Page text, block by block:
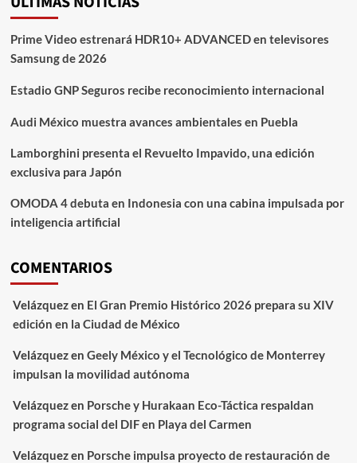
Prime Video estrenará HDR10+ ADVANCED en televisores
Samsung de 2026
Estadio GNP Seguros recibe reconocimiento internacional
Audi México muestra avances ambientales en Puebla
Lamborghini presenta el Revuelto Impavido, una edición
exclusiva para Japón
OMODA 4 debuta en Indonesia con una cabina impulsada por
inteligencia artificial
COMENTARIOS
Velázquezen El Gran Premio Histórico 2026 prepara su XIV
edición en la Ciudad de México
Velázquezen Geely México y el Tecnológico de Monterrey
impulsan la movilidad autónoma
Velázquezen Porsche y Hurakaan Eco-Táctica respaldan
programa social del DIF en Playa del Carmen
Velázquezen Porsche impulsa proyecto de restauración de